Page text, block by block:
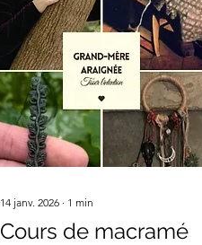
14 janv. 2026 ∙ 1 min
Cours de macramé